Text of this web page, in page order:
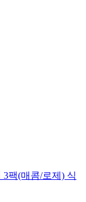
팩(매콤/로제) 식